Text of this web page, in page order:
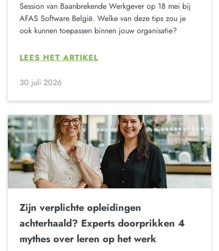
Session van Baanbrekende Werkgever op 18 mei bij
AFAS Software België. Welke van deze tips zou je
ook kunnen toepassen binnen jouw organisatie?
LEES HET ARTIKEL
30 juli 2026
Zijn verplichte opleidingen
achterhaald? Experts doorprikken 4
mythes over leren op het werk